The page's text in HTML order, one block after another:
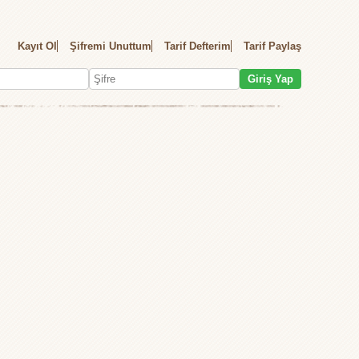
Kayıt Ol Şifremi Unuttum Tarif Defterim Tarif Paylaş
Giriş Yap